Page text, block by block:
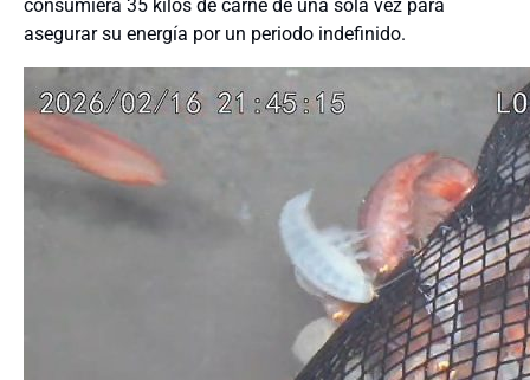
consumiera 35 kilos de carne de una sola vez para
asegurar su energía por un periodo indefinido.